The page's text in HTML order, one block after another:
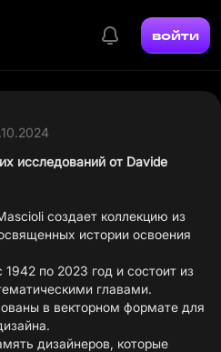
войти
исследований от Davide
создает коллекцию из
истории освоения
по 2023 год и состоит из
главами.
в векторном формате для
дизайнеров, которые